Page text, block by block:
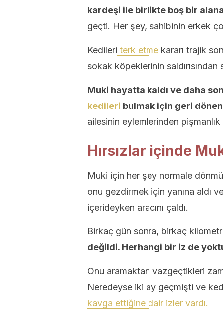
kardeşi ile birlikte boş bir
geçti. Her şey, sahibinin erkek
Kedileri terk etme kararı trajik
sokak köpeklerinin saldırısından
Muki hayatta kaldı ve daha
kedileri bulmak için geri
ailesinin eylemlerinden
Hırsızlar içinde
Muki için her şey normale
onu gezdirmek için yanına aldı
içerideyken aracını çaldı.
Birkaç gün sonra, birkaç
değildi. Herhangi bir iz de
Onu aramaktan vazgeçtikleri
Neredeyse iki ay geçmişti ve
kavga ettiğine dair izler vardı.